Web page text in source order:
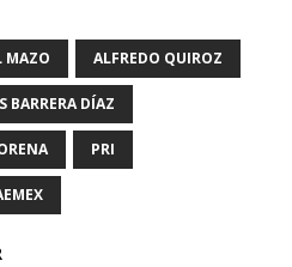
MAZO ALFREDO QUIROZ
BARRERA DÍAZ
PRI